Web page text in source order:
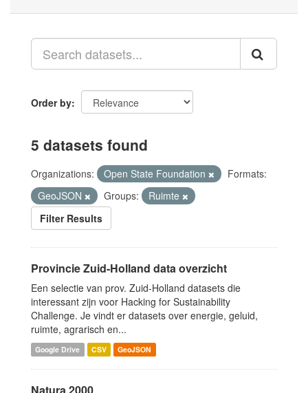
Order by
5 datasets found
Organizations: Open State Foundation
Formats:
GeoJSON
Groups:
Ruimte
Filter Results
Provincie Zuid-Holland data overzicht
Een selectie van prov. Zuid-Holland datasets die
interessant zijn voor Hacking for Sustainability
Challenge. Je vindt er datasets over energie, geluid,
ruimte, agrarisch en...
Google Drive CSV GeoJSON